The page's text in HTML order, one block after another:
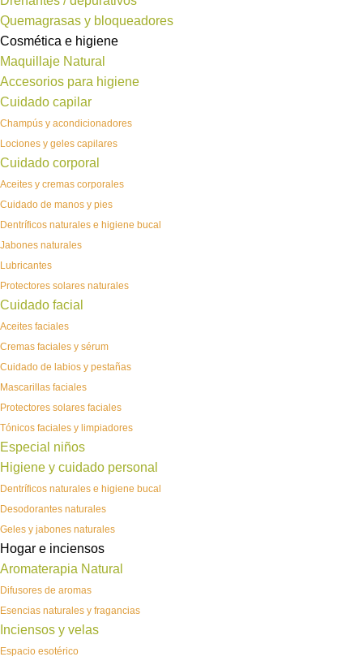
Quemagrasas y bloqueadores
Cosmética e higiene
Maquillaje Natural
Accesorios para higiene
Cuidado capilar
Champús y acondicionadores
Lociones y geles capilares
Cuidado corporal
Aceites y cremas corporales
Cuidado de manos y pies
Dentríficos naturales e higiene bucal
Jabones naturales
Lubricantes
Protectores solares naturales
Cuidado facial
Aceites faciales
Cremas faciales y sérum
Cuidado de labios y pestañas
Mascarillas faciales
Protectores solares faciales
Tónicos faciales y limpiadores
Especial niños
Higiene y cuidado personal
Dentríficos naturales e higiene bucal
Desodorantes naturales
Geles y jabones naturales
Hogar e inciensos
Aromaterapia Natural
Difusores de aromas
Esencias naturales y fragancias
Inciensos y velas
Espacio esotérico